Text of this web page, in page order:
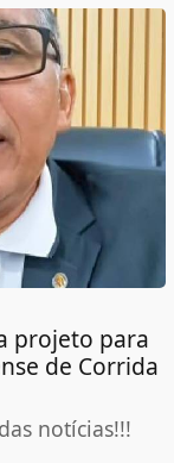
projeto para
de Corrida
notícias!!!